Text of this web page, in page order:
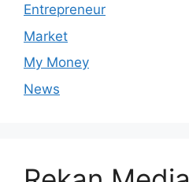
Entrepreneur
Market
My Money
News